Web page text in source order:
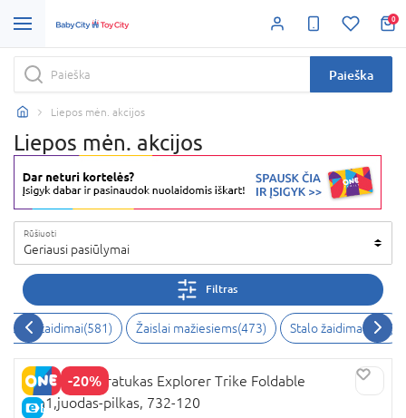
0
Paieška
Liepos mėn. akcijos
Liepos mėn. akcijos
Rūšiuoti
Geriausi pasiūlymai
Filtras
žaidimai(581) Žaislai mažiesiems(473) Stalo žaidimai 469 )
-20%
E-KAINA
GLOBBER triratukas Explorer Trike Foldable
4in1,juodas-pilkas, 732-120